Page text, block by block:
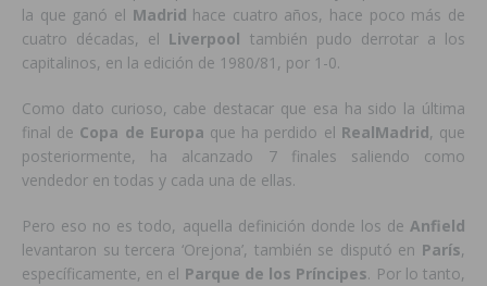
la que ganó el Madrid hace cuatro años, hace poco más de
cuatro décadas, el Liverpool también pudo derrotar a los
capitalinos, en la edición de 1980/81, por 1-0.
Como dato curioso, cabe destacar que esa ha sido la última
final de Copa de Europa que ha perdido el RealMadrid, que
posteriormente, ha alcanzado 7 finales saliendo como
vendedor en todas y cada una de ellas.
Pero eso no es todo, aquella definición donde los de Anfield
levantaron su tercera ‘Orejona’, también se disputó en París,
específicamente, en el Parque de los Príncipes. Por lo tanto,